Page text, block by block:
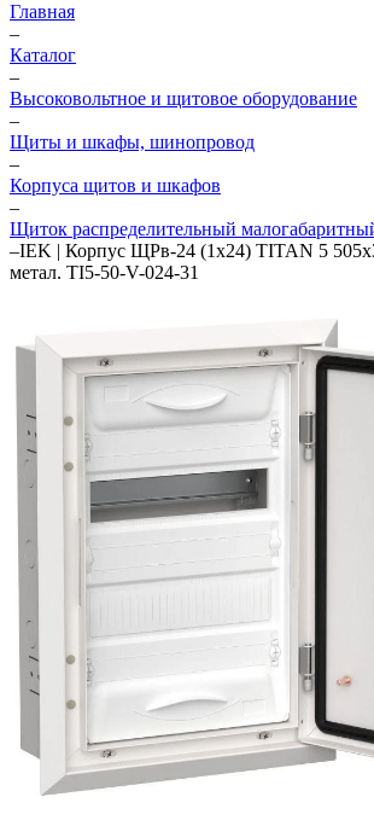
Главная
–
Каталог
–
Высоковольтное и щитовое оборудование
–
Щиты и шкафы, шинопровод
–
Корпуса щитов и шкафов
–
Щиток распределительный
–IEK | Корпус ЩРв-24 (1х24) TITAN 5
метал. TI5-50-V-024-31